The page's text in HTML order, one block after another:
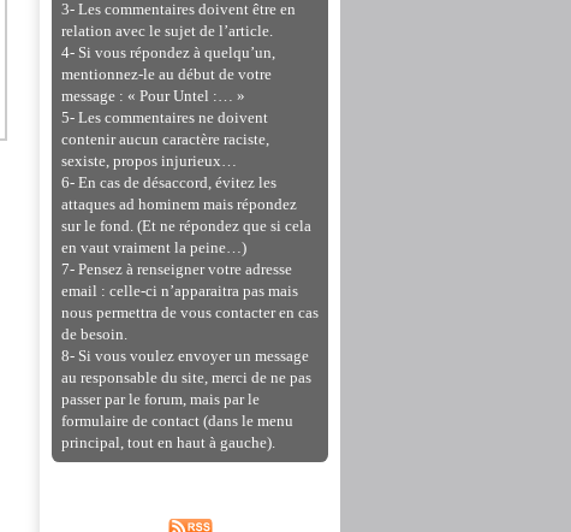
3- Les commentaires doivent être en
relation avec le sujet de l’article.
4- Si vous répondez à quelqu’un,
mentionnez-le au début de votre
message : « Pour Untel :… »
5- Les commentaires ne doivent
contenir aucun caractère raciste,
sexiste, propos injurieux…
6- En cas de désaccord, évitez les
attaques ad hominem mais répondez
sur le fond. (Et ne répondez que si cela
en vaut vraiment la peine…)
7- Pensez à renseigner votre adresse
email : celle-ci n’apparaitra pas mais
nous permettra de vous contacter en cas
de besoin.
8- Si vous voulez envoyer un message
au responsable du site, merci de ne pas
passer par le forum, mais par le
formulaire de contact (dans le menu
principal, tout en haut à gauche).